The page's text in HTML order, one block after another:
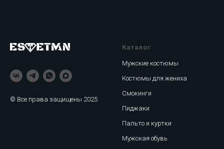
© Все права защищены 2025
Каталог
Мужские костюмы
Костюмы для жениха
Смокинги
Пиджаки
Пальто и куртки
Мужская обувь